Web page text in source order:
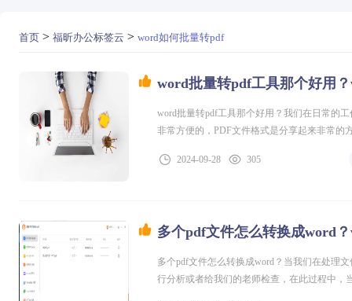
首页 > 福昕办公标签云 > word如何批量转pdf
word批量转pdf工具那个好用
word批量转pdf工具那个好用？我们在日常的
非常方便的，PDF文件格式是分享起来非常的
档，这样非常的方便，我们的日常办公使用
2024-09-28 305
多个pdf文件怎么转换成word
多个pdf文件怎么转换成word？当我们在处理
行分析或者给我们的老师检查，在此过程中，